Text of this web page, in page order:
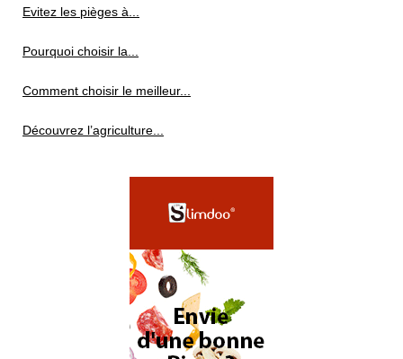
Evitez les pièges à...
Pourquoi choisir la...
Comment choisir le meilleur...
Découvrez l’agriculture...